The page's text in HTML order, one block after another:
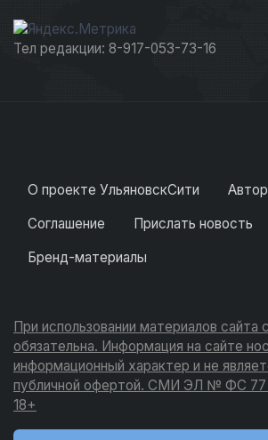
Тел редакции: 8-917-053-73-16
О проекте УльяновскСити
Соглашение
Прислать новость
Бренд-материалы
При использовании материалов сайта
обязательна. Информация на сайте
информационный характер и не
публичной офертой. СМИ ЭЛ № ФС 77
18+